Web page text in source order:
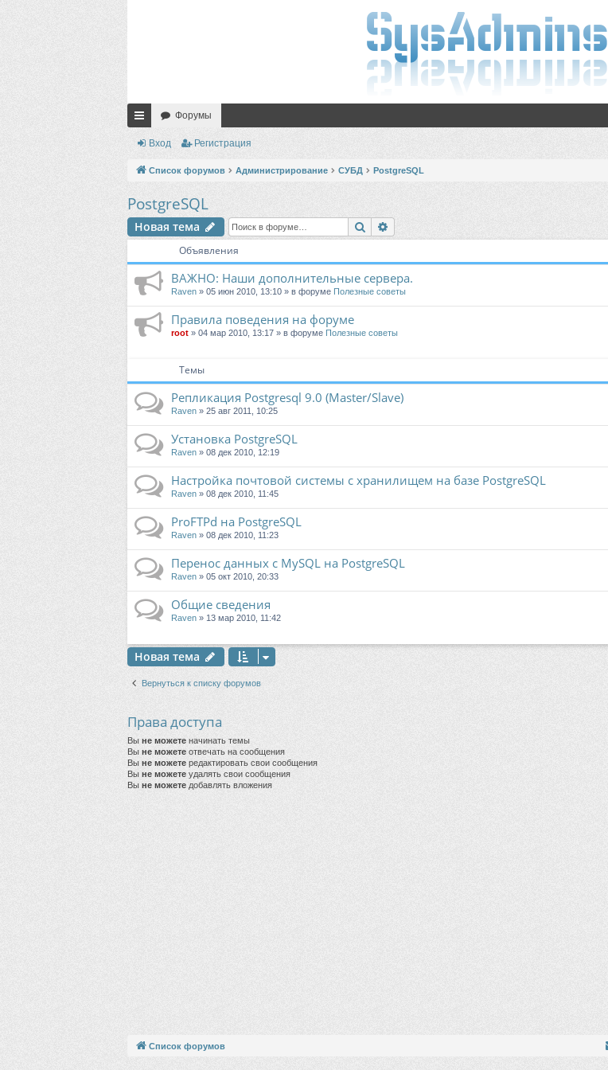
с
ы
и
Форумы
Вход Регистрация
Список форумов Администрирование СУБД PostgreSQL
PostgreSQL
Новая тема Поиск
Объявления
ВАЖНО: Наши дополнительные сервера.
Raven » 05 июн 2010, 13:10 » в форуме Полезные советы
Правила поведения на форуме
root » 04 мар 2010, 13:17 » в форуме Полезные советы
Темы
Репликация Postgresql 9.0 (Master/Slave)
Raven » 25 авг 2011, 10:25
Установка PostgreSQL
Raven » 08 дек 2010, 12:19
Настройка почтовой системы c хранилищем на базе PostgreSQL
Raven » 08 дек 2010, 11:45
ProFTPd на PostgreSQL
Raven » 08 дек 2010, 11:23
Перенос данных c MySQL на PostgreSQL
Raven » 05 окт 2010, 20:33
Общие сведения
Raven » 13 мар 2010, 11:42
Новая тема
Вернуться к списку форумов
Права доступа
Вы не можете начинать темы
Вы не можете отвечать на сообщения
Вы не можете редактировать свои сообщения
Вы не можете удалять свои сообщения
Вы не можете добавлять вложения
Список форумов